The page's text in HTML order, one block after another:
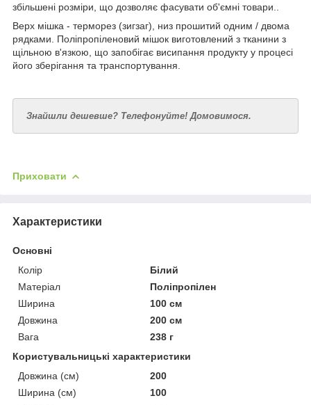
збільшені розміри, що дозволяє фасувати об'ємні товари..
Верх мішка - терморез (зигзаг), низ прошитий одним / двома
рядками. Поліпропіленовий мішок виготовлений з тканини з
щільною в'язкою, що запобігає висипання продукту у процесі
його зберігання та транспортування.
Знайшли дешевше? Телефонуйте! Домовимося.
Приховати
Характеристики
Основні
Колір
Білий
Матеріал
Поліпропілен
Ширина
100 см
Довжина
200 см
Вага
238 г
Користувальницькі характеристики
Довжина (см)
200
Ширина (см)
100